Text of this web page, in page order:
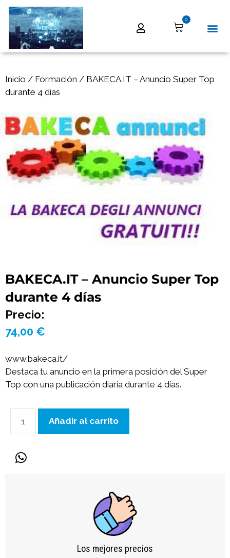
0
Inicio / Formación / BAKECA.IT – Anuncio Super Top
durante 4 días
BAKECA.IT – Anuncio Super Top
durante 4 días
Precio:
74,00 €
www.bakeca.it/
Destaca tu anuncio en la primera posición del Super
Top con una publicación diaria durante 4 días.
Añadir al carrito
Los mejores precios